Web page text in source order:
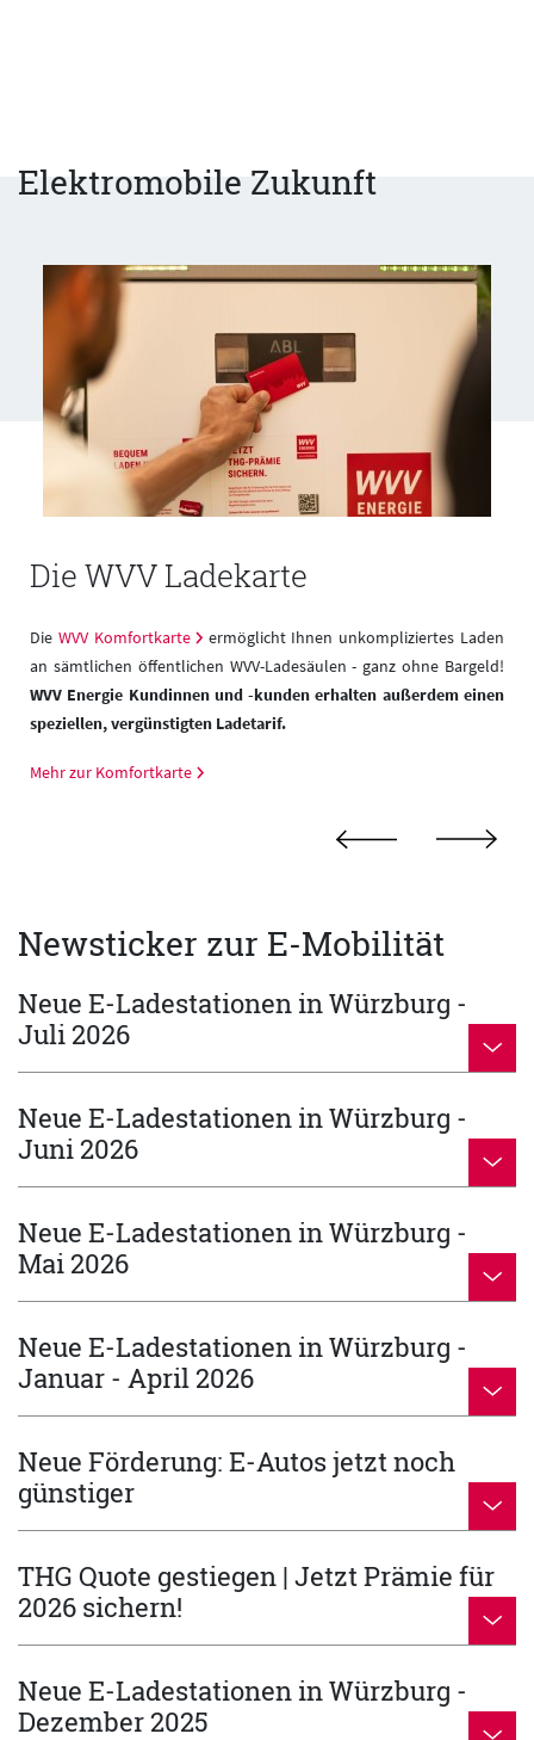
Elektromobile Zukunft
Die WVV Ladekarte
Die WVV Komfortkarte ermöglicht Ihnen unkompliziertes Laden
an sämtlichen öffentlichen WVV-Ladesäulen - ganz ohne Bargeld!
WVV Energie Kundinnen und -kunden erhalten außerdem einen
speziellen, vergünstigten Ladetarif.
Mehr zur Komfortkarte
Newsticker zur E-Mobilität
Neue E-Ladestationen in Würzburg -
Juli 2026
Neue E-Ladestationen in Würzburg -
Juni 2026
Neue E-Ladestationen in Würzburg -
Mai 2026
Neue E-Ladestationen in Würzburg -
Januar - April 2026
Neue Förderung: E-Autos jetzt noch
günstiger
THG Quote gestiegen | Jetzt Prämie für
2026 sichern!
Neue E-Ladestationen in Würzburg -
Dezember 2025